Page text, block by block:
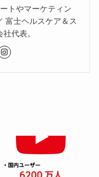
トやマーケティン
富士ヘルスケア＆ス
代表。